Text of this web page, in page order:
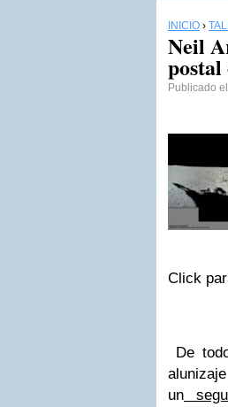
INICIO ›
Neil
postal
Publicado
Click
De
un